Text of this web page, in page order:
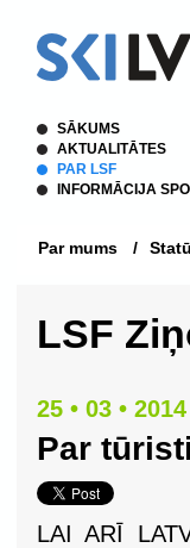
SĀKUMS
AKTUALITĀTES
PAR LSF
INFORMĀCIJA
Par mums /
LSF
25 • 03 • 2014
Par
LAI ARĪ